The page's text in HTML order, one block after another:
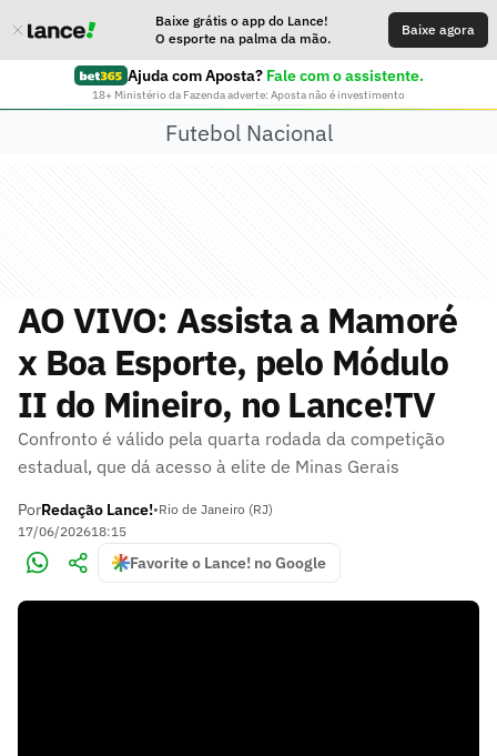
Baixe grátis o app do Lance!
O esporte na palma da mão.
Baixe agora
Ajuda com Aposta? Fale com o assistente.
18+ Ministério da Fazenda adverte: Aposta não é investimento
Futebol Nacional
AO VIVO: Assista a Mamoré
x Boa Esporte, pelo Módulo
II do Mineiro, no Lance!TV
Confronto é válido pela quarta rodada da competição
estadual, que dá acesso à elite de Minas Gerais
PorRedação Lance!•Rio de Janeiro (RJ)
17/06/202618:15
Favorite o Lance! no Google